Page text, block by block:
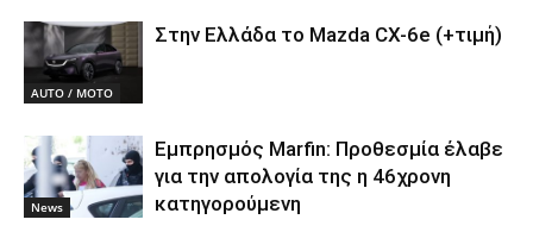
AUTO / MOTO
Στην Ελλάδα το Mazda CX-6e (+τιμή)
News
Εμπρησμός Marfin: Προθεσμία έλαβε
για την απολογία της η 46χρονη
κατηγορούμενη